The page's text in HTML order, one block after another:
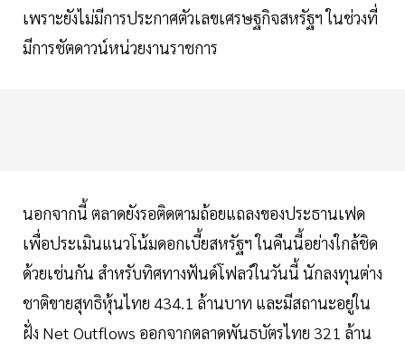
เพราะยังไม่มีการประกาศตัวเลขเศรษฐกิจสหรัฐฯ ในช่วงที่
มีการชัตดาวน์หน่วยงานราชการ
นอกจากนี้ ตลาดยังรอติดตามถ้อยแถลงของประธานเฟด
เพื่อประเมินแนวโน้มดอกเบี้ยสหรัฐฯ ในคืนนี้อย่างใกล้ชิด
ด้วยเช่นกัน สำหรับทิศทางฟันด์โฟลว์ในวันนี้ นักลงทุนต่าง
ชาติขายสุทธิหุ้นไทย 434.1 ล้านบาท และมีสถานะอยู่ใน
ฝั่ง Net Outflows ออกจากตลาดพันธบัตรไทย 321 ล้าน